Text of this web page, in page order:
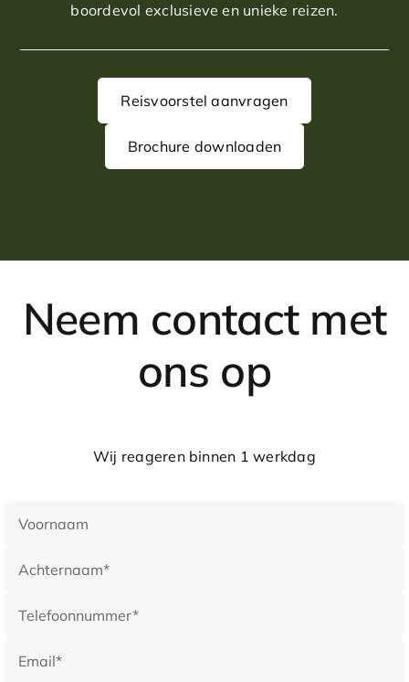
boordevol exclusieve en unieke reizen.
Reisvoorstel aanvragen
Brochure downloaden
Neem contact met
ons op
Wij reageren binnen 1 werkdag